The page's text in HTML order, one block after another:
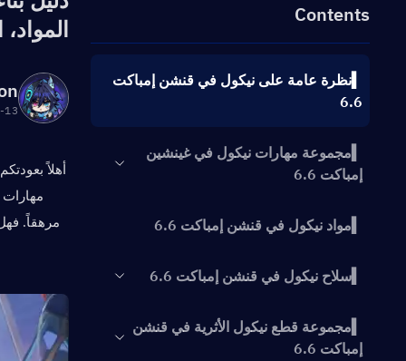
Contents
▍نظرة عامة على نيكول في قنشن إمباكت
6.6
▍مجموعة مهارات نيكول في غينشين
إمباكت 6.6
▍مواد نيكول في قنشن إمباكت 6.6
▍سلاح نيكول في قنشن إمباكت 6.6
▍مجموعة قطع نيكول الأثرية في قنشن
إمباكت 6.6